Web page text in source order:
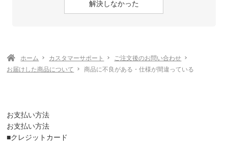
ホーム カスタマーサポート
ご注文後のお問い合わせ
お届けした商品について
商品に不良がある・仕様が間違っている
お支払い方法
お支払い方法
■クレジットカード